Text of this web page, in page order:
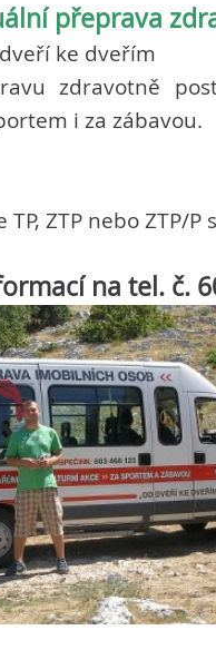
přeprava
ke dveřím
zdravotně
i za zábavou.
ZTP nebo ZTP/
na tel. č.